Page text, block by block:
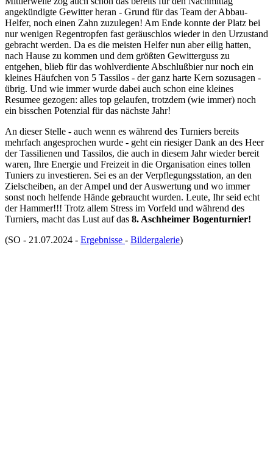
angekündigte Gewitter heran - Grund für das Team der Abbau-
Helfer, noch einen Zahn zuzulegen! Am Ende konnte der Platz bei
nur wenigen Regentropfen fast geräuschlos wieder in den Urzustand
gebracht werden. Da es die meisten Helfer nun aber eilig hatten,
nach Hause zu kommen und dem größten Gewitterguss zu
entgehen, blieb für das wohlverdiente Abschlußbier nur noch ein
kleines Häufchen von 5 Tassilos - der ganz harte Kern sozusagen -
übrig. Und wie immer wurde dabei auch schon eine kleines
Resumee gezogen: alles top gelaufen, trotzdem (wie immer) noch
ein bisschen Potenzial für das nächste Jahr!
An dieser Stelle - auch wenn es während des Turniers bereits
mehrfach angesprochen wurde - geht ein riesiger Dank an des Heer
der Tassilienen und Tassilos, die auch in diesem Jahr wieder bereit
waren, Ihre Energie und Freizeit in die Organisation eines tollen
Tuniers zu investieren. Sei es an der Verpflegungsstation, an den
Zielscheiben, an der Ampel und der Auswertung und wo immer
sonst noch helfende Hände gebraucht wurden. Leute, Ihr seid echt
der Hammer!!! Trotz allem Stress im Vorfeld und während des
Turniers, macht das Lust auf das 8. Aschheimer Bogenturnier!
(SO - 21.07.2024 - Ergebnisse - Bildergalerie)